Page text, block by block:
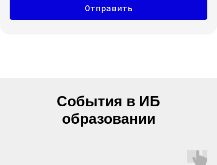
Отправить
События в ИБ
образовании